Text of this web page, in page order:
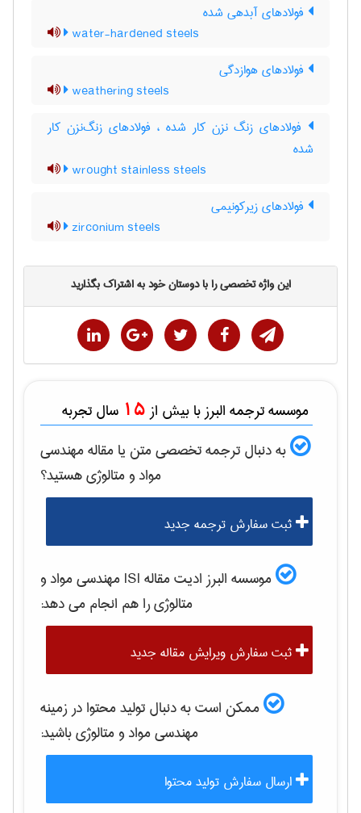
فولادهای آبدهی شده
water-hardened steels
فولادهای هوازدگی
weathering steels
فولادهای زنگ نزن کار شده ، فولادهای زنگ‌نزن کار
شده
wrought stainless steels
فولادهای زیرکونیمی
zirconium steels
این واژه تخصصی را با دوستان خود به اشتراک بگذارید
موسسه ترجمه البرز با بیش از 15 سال تجربه
به دنبال ترجمه تخصصی متن یا مقالهمهندسی
مواد و متالوژیهستید؟
ثبت سفارش ترجمه جدید
موسسه البرز ادیت مقاله ISI
مهندسی مواد و
متالوژیرا هم انجام می دهد:
ثبت سفارش ویرایش مقاله جدید
ممکن است به دنبال تولید محتوا در زمینه
مهندسی مواد و متالوژیباشید:
ارسال سفارش تولید محتوا